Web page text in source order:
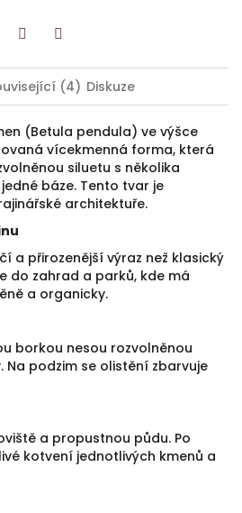
(4) Diskuze
(Betula pendula) ve výšce
vícekmenná forma, která
siluetu s několika
báze. Tento tvar je
architektuře.
a přirozenější výraz než klasický
do zahrad a parků, kde má
a organicky.
borkou nesou rozvolněnou
Na podzim se olistění zbarvuje
a propustnou půdu. Po
kotvení jednotlivých kmenů a